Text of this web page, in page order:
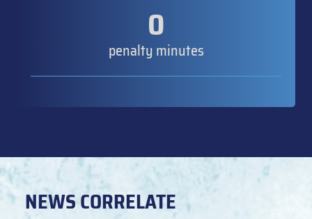
0
penalty minutes
NEWS CORRELATE